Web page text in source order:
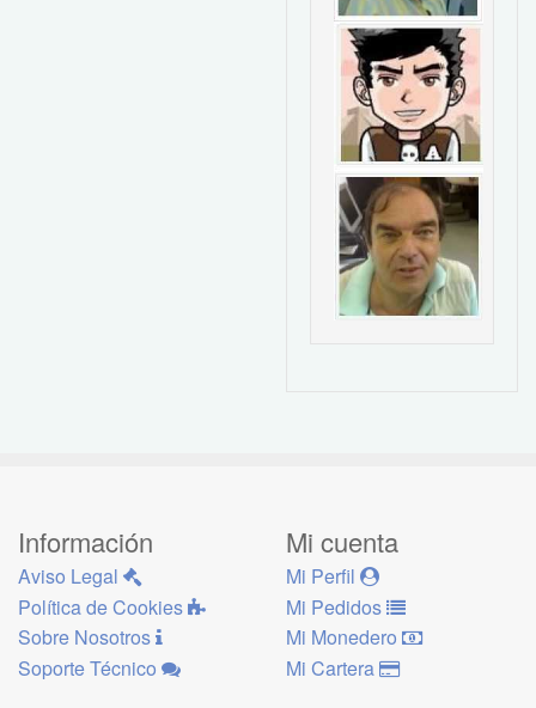
Información
Aviso Legal
Política de Cookies
Sobre Nosotros
Soporte Técnico
Mi cuenta
Mi Perfil
Mi Pedidos
Mi Monedero
Mi Cartera